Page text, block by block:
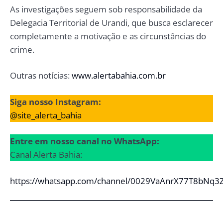
As investigações seguem sob responsabilidade da
Delegacia Territorial de Urandi, que busca esclarecer
completamente a motivação e as circunstâncias do
crime.
Outras notícias:www.alertabahia.com.br
Siga nosso Instagram:
@site_alerta_bahia
Entre em nosso canal no WhatsApp:
Canal Alerta Bahia:
https://whatsapp.com/channel/